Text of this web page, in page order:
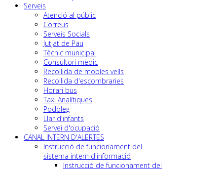
Serveis
Atenció al públic
Correus
Serveis Socials
Jutjat de Pau
Tècnic municipal
Consultori mèdic
Recollida de mobles vells
Recollida d'escombraries
Horari bus
Taxi Analítiques
Podòleg
Llar d'infants
Servei d'ocupació
CANAL INTERN D'ALERTES
Instrucció de funcionament del
sistema intern d'informació
Instrucció de funcionament del